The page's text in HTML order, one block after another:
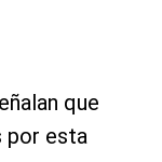
que
por esta